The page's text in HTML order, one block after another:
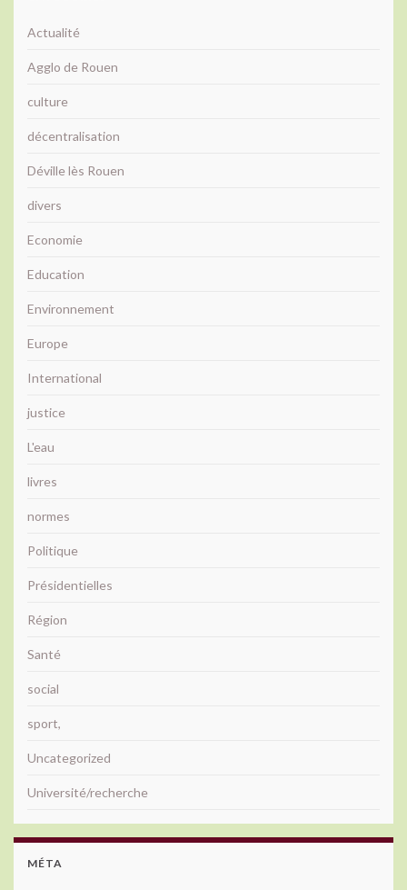
Actualité
Agglo de Rouen
culture
décentralisation
Déville lès Rouen
divers
Economie
Education
Environnement
Europe
International
justice
L'eau
livres
normes
Politique
Présidentielles
Région
Santé
social
sport,
Uncategorized
Université/recherche
MÉTA